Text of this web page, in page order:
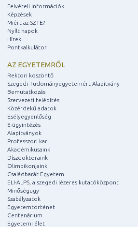
Felvételi információk
Képzések
Miért az SZTE?
Nyílt napok
Hírek
Pontkalkulátor
AZ EGYETEMRŐL
Rektori köszöntő
Szegedi Tudományegyetemért Alapítvány
Bemutatkozás
Szervezeti felépítés
Közérdekű adatok
Esélyegyenlőség
E-ügyintézés
Alapítványok
Professzori kar
Akadémikusaink
Díszdoktoraink
Olimpikonjaink
Családbarát Egyetem
ELI-ALPS, a szegedi lézeres kutatóközpont
Minőségügy
Szabályzatok
Egyetemtörténet
Centenárium
Egyetemi élet